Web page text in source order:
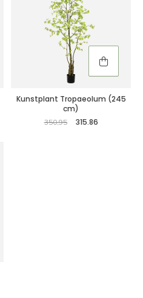
Kunstplant Tropaeolum (245
cm)
350,95 315.86